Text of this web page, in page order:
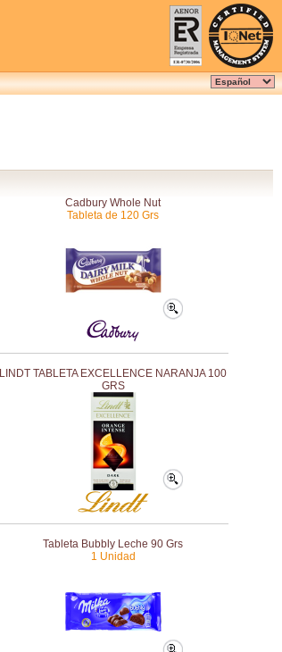
Cadbury Whole Nut
Tableta de 120 Grs
LINDT TABLETA EXCELLENCE NARANJA 100
GRS
Tableta Bubbly Leche 90 Grs
1 Unidad